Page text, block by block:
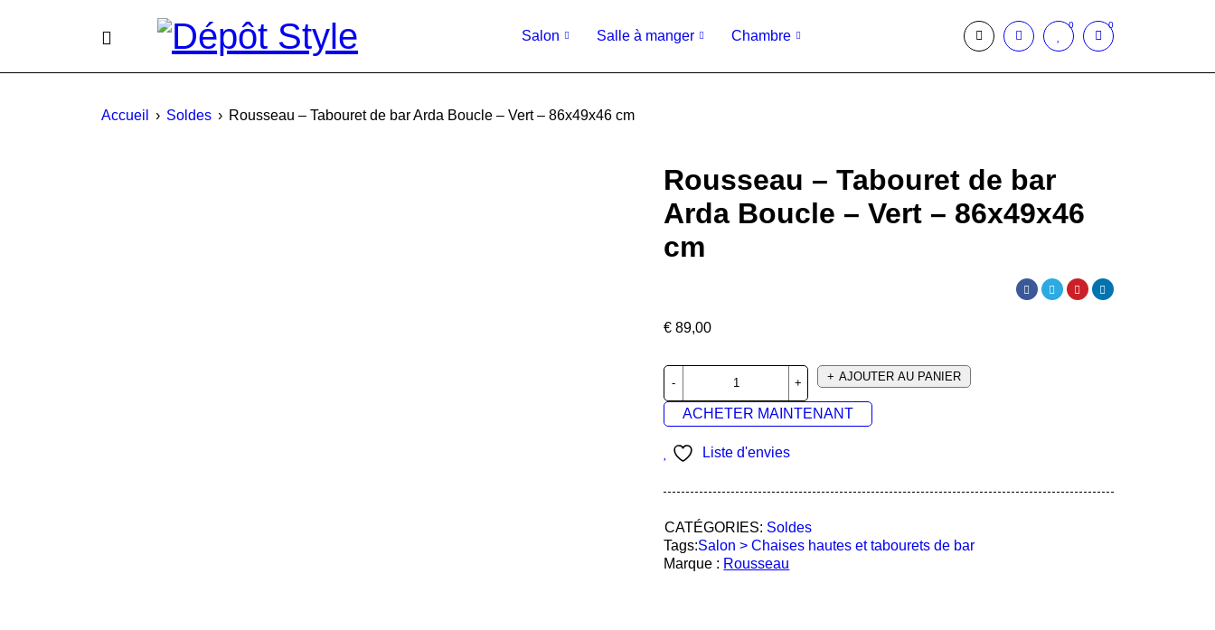
Salon Salle à manger Chambre
0 0
Accueil › Soldes › Rousseau – Tabouret de bar Arda Boucle – Vert – 86x49x46 cm
Rousseau – Tabouret de bar
Arda Boucle – Vert – 86x49x46
cm
€ 89,00
AJOUTER AU PANIER
ACHETER MAINTENANT
Liste d'envies
CATÉGORIES: Soldes
Tags:Salon > Chaises hautes et tabourets de bar
Marque : Rousseau